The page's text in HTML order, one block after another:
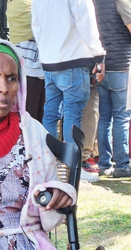
የቤኒን የዲጂታል
ሚኒስትር ማሁና
አገልግሎትን ጎበኙ
August 5, 2026
እና
ዘርፍ
ተቃውሞ
July 30, 2026